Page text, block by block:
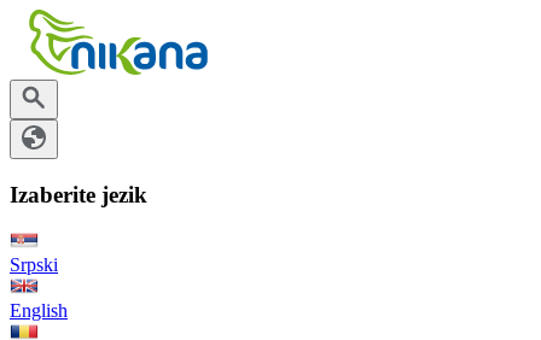
Izaberite jezik
Srpski
English